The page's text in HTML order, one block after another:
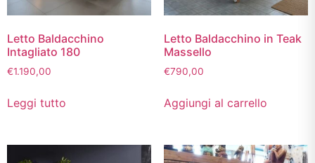
Letto Baldacchino
Intagliato 180
€1.190,00
Leggi tutto
Letto Baldacchino in Teak
Massello
€790,00
Aggiungi al carrello